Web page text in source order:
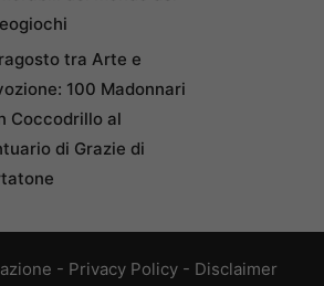
tra Arte e
100 Madonnari
Coccodrillo al
di Grazie di
- Privacy Policy - Disclaimer